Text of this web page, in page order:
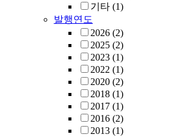
기타 (1)
발행연도
2026 (2)
2025 (2)
2023 (1)
2022 (1)
2020 (2)
2018 (1)
2017 (1)
2016 (2)
2013 (1)